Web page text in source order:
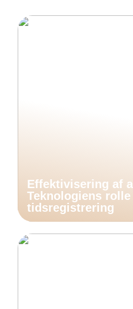
Effektivisering af
Teknologiens
tidsregistrering